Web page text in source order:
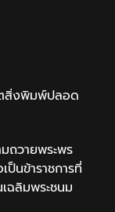
ตสิ่งพิมพ์ปลอด
ถวายพระพร
นข้าราชการที่
ฉลิมพระชนม